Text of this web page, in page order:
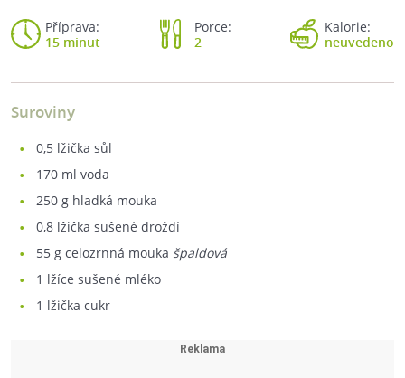
Příprava:
15 minut
Porce:
2
Kalorie:
neuvedeno
Suroviny
0,5 lžička sůl
170 ml voda
250 g hladká mouka
0,8 lžička sušené droždí
55 g celozrnná mouka špaldová
1 lžíce sušené mléko
1 lžička cukr